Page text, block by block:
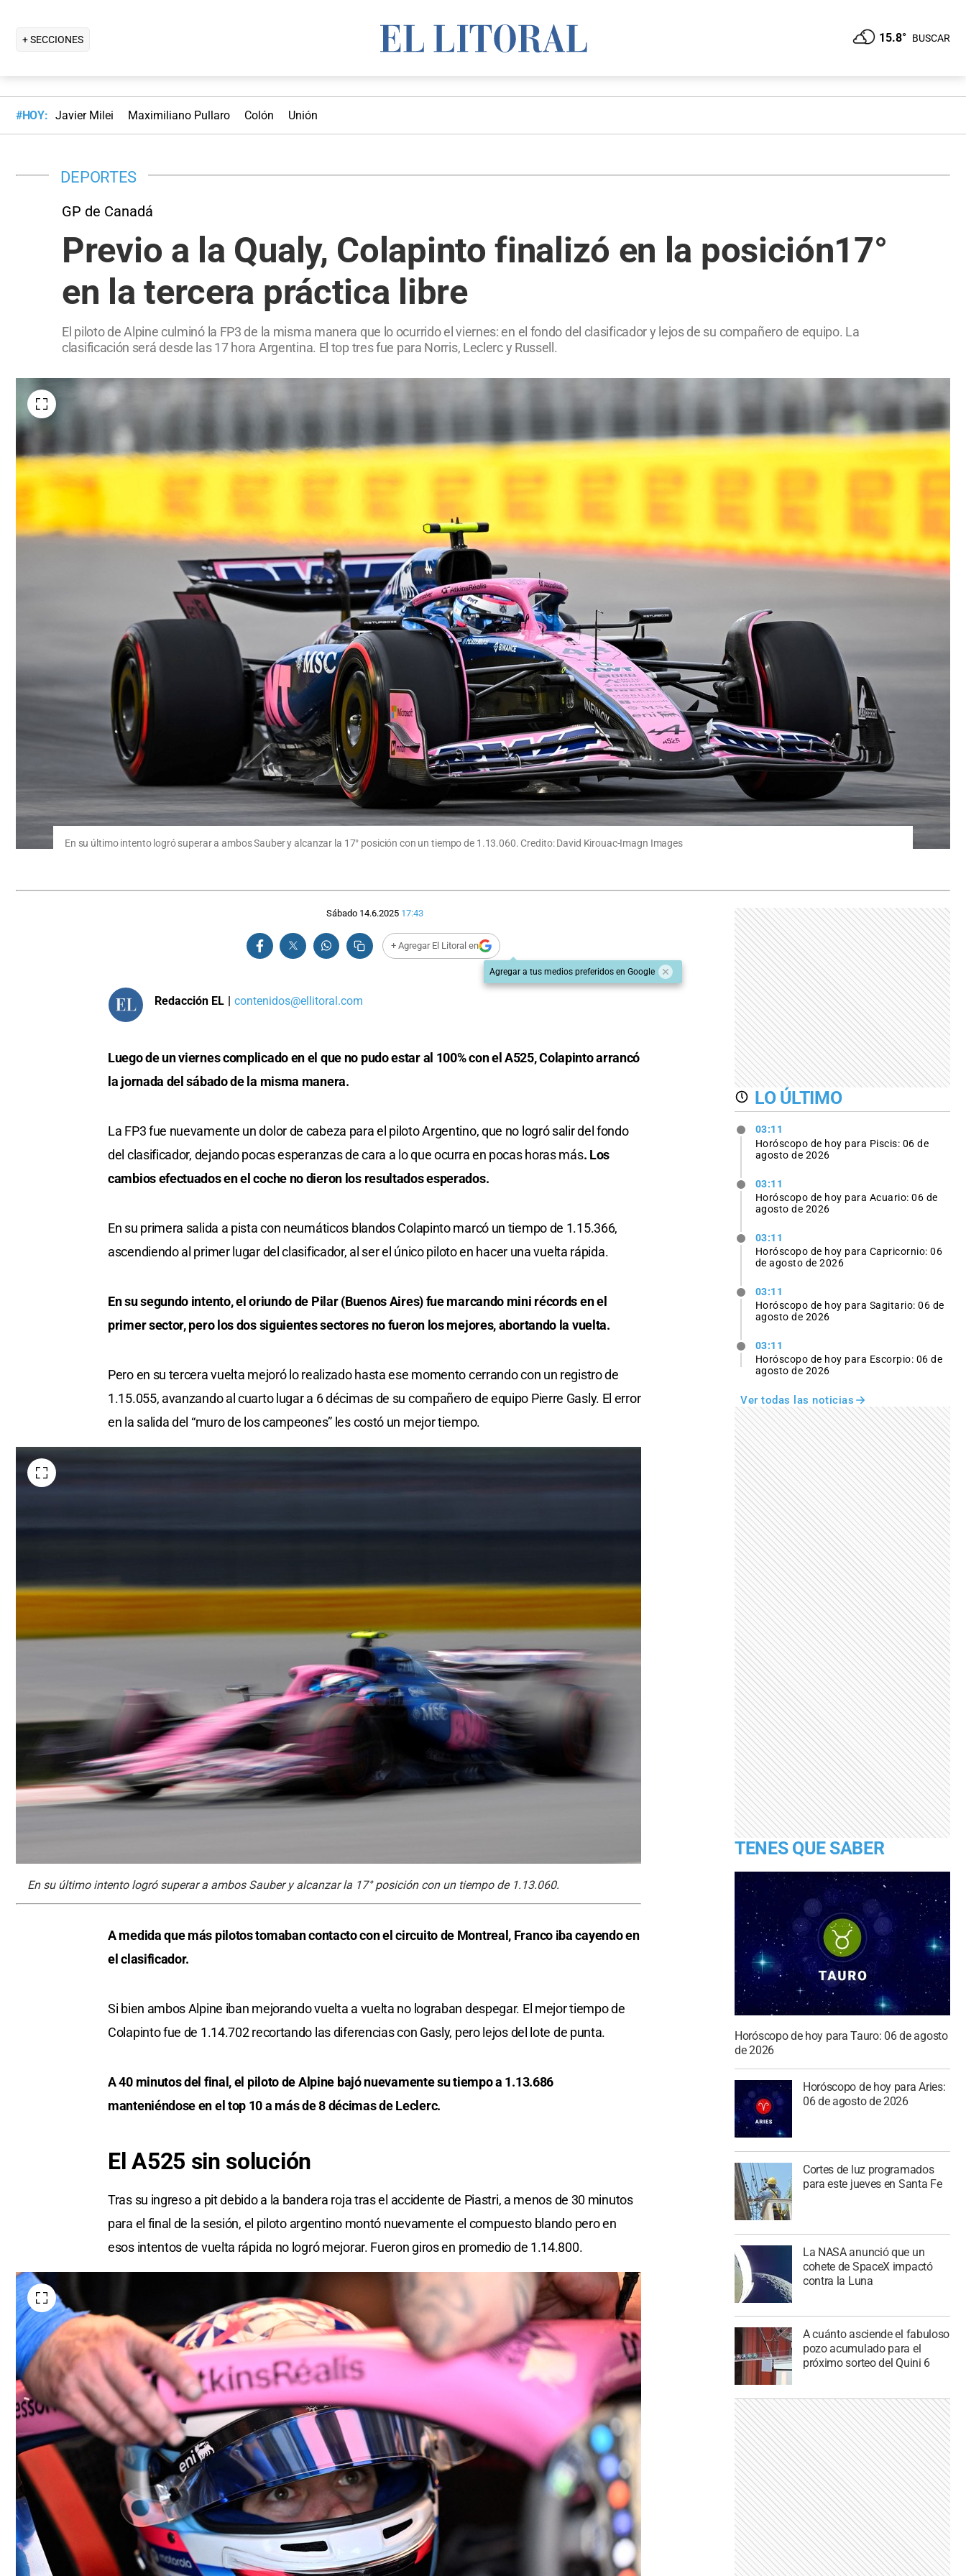
+ SECCIONES 15.8° BUSCAR
#HOY: Javier Milei Maximiliano Pullaro Colón Unión
DEPORTES
GP de Canadá
Previo a la Qualy, Colapinto finalizó en la posición17°
en la tercera práctica libre
El piloto de Alpine culminó la FP3 de la misma manera que lo ocurrido el viernes: en el fondo del clasificador y lejos de su compañero de equipo. La
clasificación será desde las 17 hora Argentina. El top tres fue para Norris, Leclerc y Russell.
En su último intento logró superar a ambos Sauber y alcanzar la 17° posición con un tiempo de 1.13.060. Credito: David Kirouac-Imagn Images
Sábado 14.6.2025 17:43
+ Agregar El Litoral en
Agregar a tus medios preferidos en Google
Redacción EL | contenidos@ellitoral.com
Luego de un viernes complicado en el que no pudo estar al 100% con el A525, Colapinto arrancó
la jornada del sábado de la misma manera.
La FP3 fue nuevamente un dolor de cabeza para el piloto Argentino, que no logró salir del fondo
del clasificador, dejando pocas esperanzas de cara a lo que ocurra en pocas horas más. Los
cambios efectuados en el coche no dieron los resultados esperados.
En su primera salida a pista con neumáticos blandos Colapinto marcó un tiempo de 1.15.366,
ascendiendo al primer lugar del clasificador, al ser el único piloto en hacer una vuelta rápida.
En su segundo intento, el oriundo de Pilar (Buenos Aires) fue marcando mini récords en el
primer sector, pero los dos siguientes sectores no fueron los mejores, abortando la vuelta.
Pero en su tercera vuelta mejoró lo realizado hasta ese momento cerrando con un registro de
1.15.055, avanzando al cuarto lugar a 6 décimas de su compañero de equipo Pierre Gasly. El error
en la salida del “muro de los campeones” les costó un mejor tiempo.
En su último intento logró superar a ambos Sauber y alcanzar la 17° posición con un tiempo de 1.13.060.
A medida que más pilotos tomaban contacto con el circuito de Montreal, Franco iba cayendo en
el clasificador.
Si bien ambos Alpine iban mejorando vuelta a vuelta no lograban despegar. El mejor tiempo de
Colapinto fue de 1.14.702 recortando las diferencias con Gasly, pero lejos del lote de punta.
A 40 minutos del final, el piloto de Alpine bajó nuevamente su tiempo a 1.13.686
manteniéndose en el top 10 a más de 8 décimas de Leclerc.
El A525 sin solución
Tras su ingreso a pit debido a la bandera roja tras el accidente de Piastri, a menos de 30 minutos
para el final de la sesión, el piloto argentino montó nuevamente el compuesto blando pero en
esos intentos de vuelta rápida no logró mejorar. Fueron giros en promedio de 1.14.800.
LO ÚLTIMO
03:11
Horóscopo de hoy para Piscis: 06 de
agosto de 2026
03:11
Horóscopo de hoy para Acuario: 06 de
agosto de 2026
03:11
Horóscopo de hoy para Capricornio: 06
de agosto de 2026
03:11
Horóscopo de hoy para Sagitario: 06 de
agosto de 2026
03:11
Horóscopo de hoy para Escorpio: 06 de
agosto de 2026
Ver todas las noticias
TENES QUE SABER
Horóscopo de hoy para Tauro: 06 de agosto
de 2026
Horóscopo de hoy para Aries:
06 de agosto de 2026
Cortes de luz programados
para este jueves en Santa Fe
La NASA anunció que un
cohete de SpaceX impactó
contra la Luna
A cuánto asciende el fabuloso
pozo acumulado para el
próximo sorteo del Quini 6